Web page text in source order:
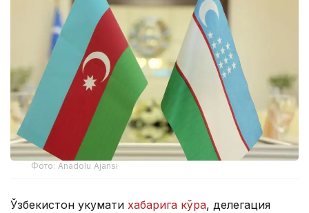
Фото: Anadolu Ajansi
Ўзбекистон ҳукумати хабарига кўра, делегация